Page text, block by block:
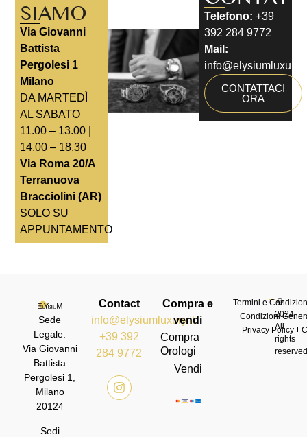
SIAMO
Via Giovanni
Battista
Pergolesi 1
Milano
DA MARTEDÌ
AL SABATO
11.00 – 13.00 |
14.00 – 18.30
Via Roma 20/A
Terranuova
Bracciolini (AR)
SOLO SU
APPUNTAMENTO
Telefono: +39
392 284 9772
Mail:
info@elysiumluxury.it
CONTATTACI
ORA
Sede
Legale:
Via Giovanni
Battista
Pergolesi 1,
Milano
20124
Sedi
Contact
info@elysiumluxury.it
+39 392
284 9772
Compra e
vendi
Compra
Orologi
Vendi
©
2024
All
rights
Termini e
Condizioni
Privacy Policy